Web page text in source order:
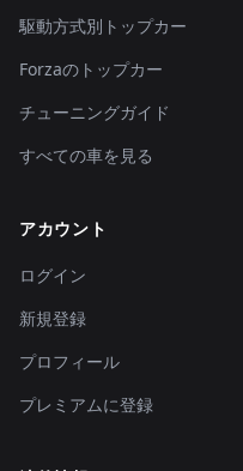
駆動方式別トップカー
Forzaのトップカー
チューニングガイド
すべての車を見る
アカウント
ログイン
新規登録
プロフィール
プレミアムに登録